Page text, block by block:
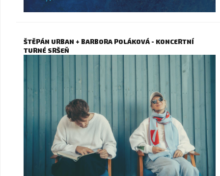
ŠTĚPÁN URBAN + BARBORA POLÁKOVÁ - KONCERTNÍ
TURNÉ SRŠEŇ